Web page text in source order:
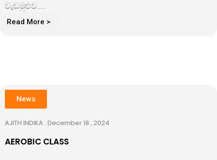
වැඩමුළුව…..
Read More >
News
AJITH INDIKA : December 18 , 2024
AEROBIC CLASS